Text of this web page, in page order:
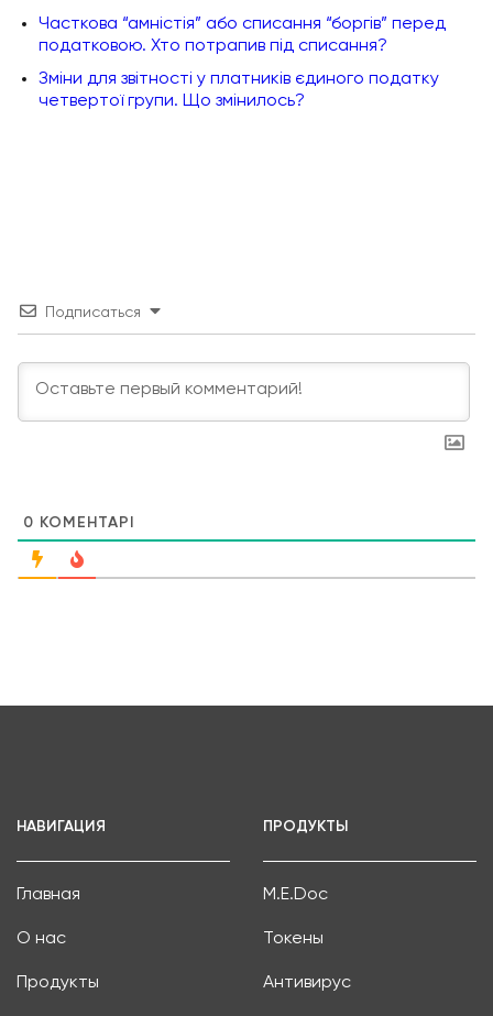
Часткова “амністія” або списання “боргів” перед
податковою. Хто потрапив під списання?
Зміни для звітності у платників єдиного податку
четвертої групи. Що змінилось?
Подписаться
0 КОМЕНТАРІ
НАВИГАЦИЯ
Главная
О нас
Продукты
ПРОДУКТЫ
M.E.Doc
Токены
Антивирус